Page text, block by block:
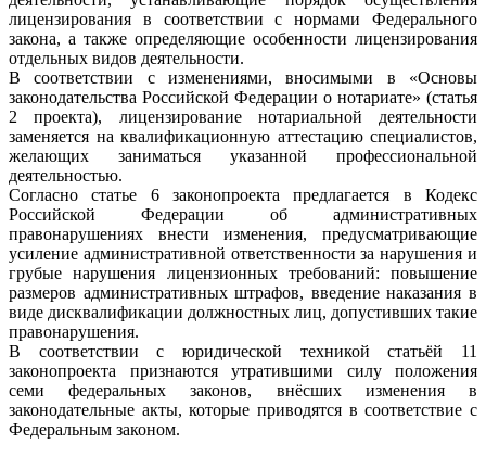
лицензирования в соответствии с нормами Федерального
закона, а также определяющие особенности лицензирования
отдельных видов деятельности.
В соответствии с изменениями, вносимыми в «Основы
законодательства Российской Федерации о нотариате» (статья
2 проекта), лицензирование нотариальной деятельности
заменяется на квалификационную аттестацию специалистов,
желающих заниматься указанной профессиональной
деятельностью.
Согласно статье 6 законопроекта предлагается в Кодекс
Российской Федерации об административных
правонарушениях внести изменения, предусматривающие
усиление административной ответственности за нарушения и
грубые нарушения лицензионных требований: повышение
размеров административных штрафов, введение наказания в
виде дисквалификации должностных лиц, допустивших такие
правонарушения.
В соответствии с юридической техникой статьёй 11
законопроекта признаются утратившими силу положения
семи федеральных законов, внёсших изменения в
законодательные акты, которые приводятся в соответствие с
Федеральным законом.